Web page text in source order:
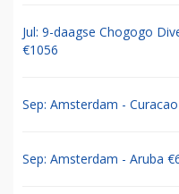
Jul: 9-daagse Chogogo
€1056
Sep: Amsterdam -
Sep: Amsterdam - Aruba